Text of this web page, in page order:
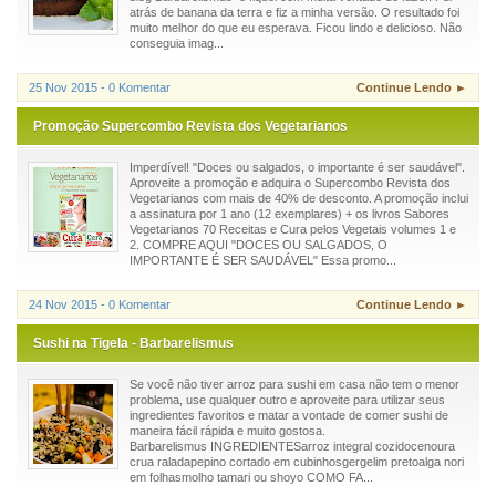
atrás de banana da terra e fiz a minha versão. O resultado foi
muito melhor do que eu esperava. Ficou lindo e delicioso. Não
conseguia imag...
25 Nov 2015 - 0 Komentar Continue Lendo ►
Promoção Supercombo Revista dos Vegetarianos
Imperdível! "Doces ou salgados, o importante é ser saudável".
Aproveite a promoção e adquira o Supercombo Revista dos
Vegetarianos com mais de 40% de desconto. A promoção inclui
a assinatura por 1 ano (12 exemplares) + os livros Sabores
Vegetarianos 70 Receitas e Cura pelos Vegetais volumes 1 e
2. COMPRE AQUI "DOCES OU SALGADOS, O
IMPORTANTE É SER SAUDÁVEL" Essa promo...
24 Nov 2015 - 0 Komentar Continue Lendo ►
Sushi na Tigela - Barbarelismus
Se você não tiver arroz para sushi em casa não tem o menor
problema, use qualquer outro e aproveite para utilizar seus
ingredientes favoritos e matar a vontade de comer sushi de
maneira fácil rápida e muito gostosa.
Barbarelismus INGREDIENTESarroz integral cozidocenoura
crua raladapepino cortado em cubinhosgergelim pretoalga nori
em folhasmolho tamari ou shoyo COMO FA...